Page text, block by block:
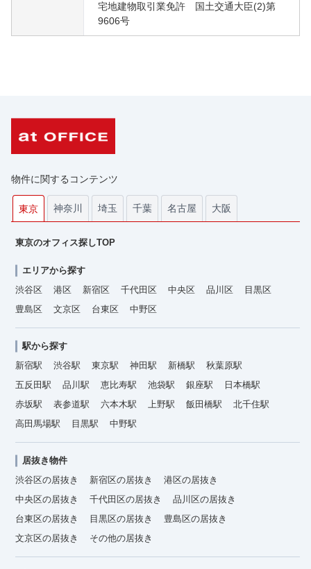
宅地建物取引業免許 国土交通大臣(2)第
9606号
物件に関するコンテンツ
東京 神奈川 埼玉 千葉 名古屋 大阪
東京のオフィス探しTOP
エリアから探す
渋谷区
港区 新宿区 千代田区 中央区 品川区
目黒区
豊島区
文京区 台東区 中野区
駅から探す
新宿駅
渋谷駅 東京駅 神田駅 新橋駅
秋葉原駅
五反田駅
品川駅 恵比寿駅 池袋駅 銀座駅
日本橋駅
赤坂駅
表参道駅 六本木駅 上野駅 飯田橋駅
北千住駅
高田馬場駅
目黒駅 中野駅
居抜き物件
渋谷区の居抜き
新宿区の居抜き
港区の居抜き
中央区の居抜き
千代田区の居抜き
品川区の居抜き
台東区の居抜き
目黒区の居抜き
豊島区の居抜き
文京区の居抜き
その他の居抜き